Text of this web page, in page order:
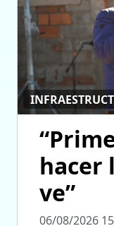
hacer
ve”
06/08/2026